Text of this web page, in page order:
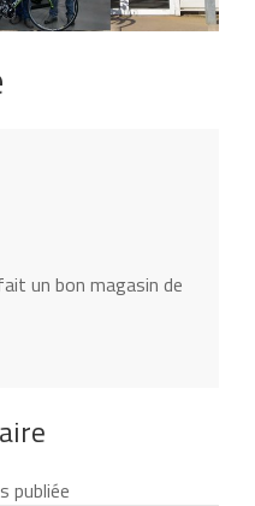
un bon magasin de
publiée